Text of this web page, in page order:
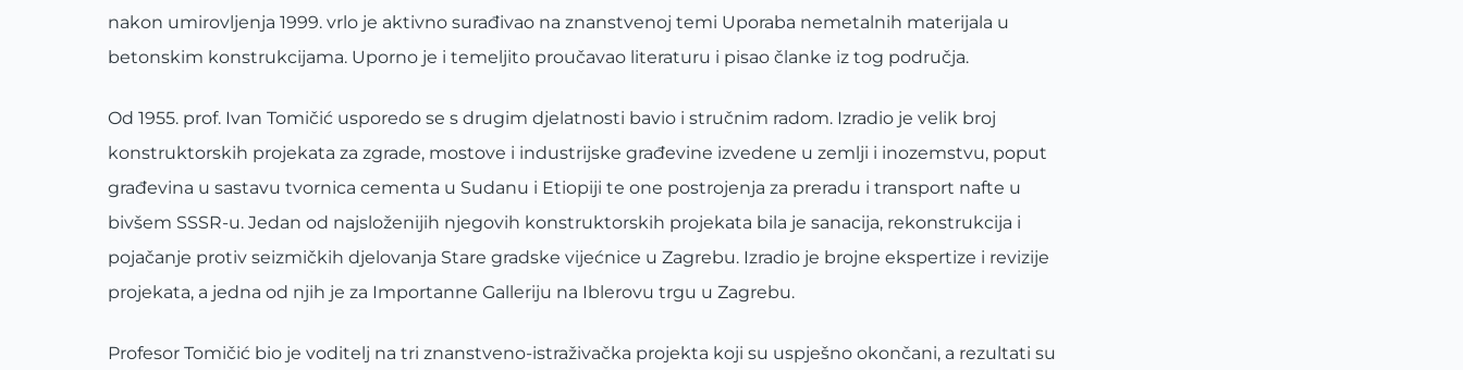
nakon umirovljenja 1999. vrlo je aktivno surađivao na znanstvenoj temi Uporaba nemetalnih materijala u
betonskim konstrukcijama. Uporno je i temeljito proučavao literaturu i pisao članke iz tog područja.
Od 1955. prof. Ivan Tomičić usporedo se s drugim djelatnosti bavio i stručnim radom. Izradio je velik broj
konstruktorskih projekata za zgrade, mostove i industrijske građevine izvedene u zemlji i inozemstvu, poput
građevina u sastavu tvornica cementa u Sudanu i Etiopiji te one postrojenja za preradu i transport nafte u
bivšem SSSR-u. Jedan od najsloženijih njegovih konstruktorskih projekata bila je sanacija, rekonstrukcija i
pojačanje protiv seizmičkih djelovanja Stare gradske vijećnice u Zagrebu. Izradio je brojne ekspertize i revizije
projekata, a jedna od njih je za Importanne Galleriju na Iblerovu trgu u Zagrebu.
Profesor Tomičić bio je voditelj na tri znanstveno-istraživačka projekta koji su uspješno okončani, a rezultati su